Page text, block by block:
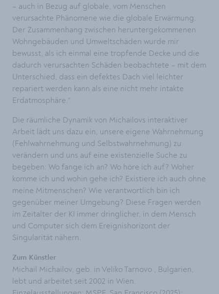
– auch in Bezug auf globale, vom Menschen
verursachte Phänomene wie die globale Erwärmung.
Der Zusammenhang zwischen heruntergekommenen
Wohngebäuden und Umweltschäden wurde mir
bewusst, als ich einmal eine tropfende Decke und die
dadurch verursachten Schäden beobachtete – mit dem
Unterschied, dass ein defektes Dach viel leichter
repariert werden kann als eine nicht mehr intakte
Erdatmosphäre.“
Die räumliche Dynamik von Michailovs interaktiver
Arbeit lädt uns dazu ein, unsere eigene Wahrnehmung
(Fehlwahrnehmung und Selbstwahrnehmung) zu
verändern und uns auf eine existenzielle Suche zu
begeben: Wo fange ich an? Wo höre ich auf? Woher
komme ich und wohin gehe ich? Existiere ich auch ohne
meine Mitmenschen? Wie verantwortlich bin ich
gegenüber meiner Umgebung? Diese Fragen werden
im Zeitalter der KI immer dringlicher, in dem Mensch
und Computer sich dem Ereignishorizont der
Singularität nähern.
Zum Künstler
Michail Michailov, geb. in Veliko Tarnovo , Bulgarien,
lebt und arbeitet seit 2002 in Wien.